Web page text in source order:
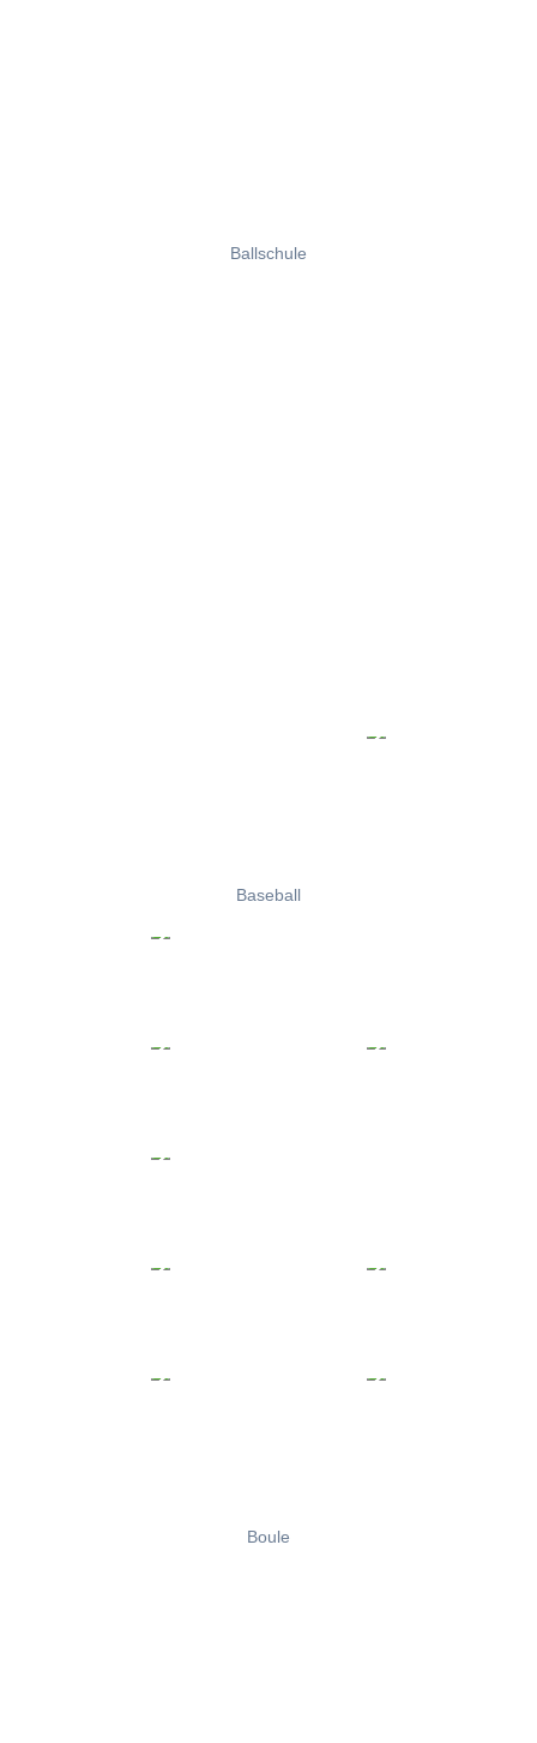
Ballschule
Baseball
Boule